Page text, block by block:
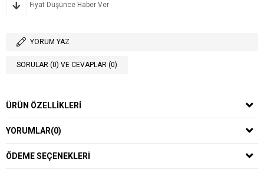
Fiyat Düşünce Haber Ver
YORUM YAZ
SORULAR (0) VE CEVAPLAR (0)
ÜRÜN ÖZELLIKLERI
YORUMLAR(0)
ÖDEME SEÇENEKLERI